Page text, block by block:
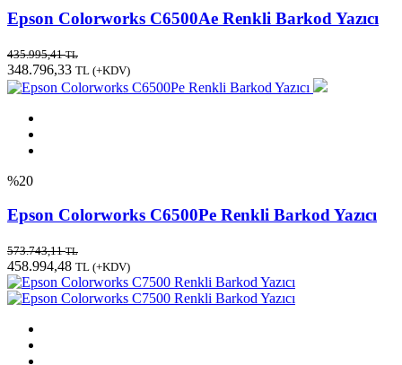
Epson Colorworks C6500Ae Renkli Barkod Yazıcı
435.995,41TL
348.796,33 TL (+KDV)
%20
Epson Colorworks C6500Pe Renkli Barkod Yazıcı
573.743,11TL
458.994,48 TL (+KDV)